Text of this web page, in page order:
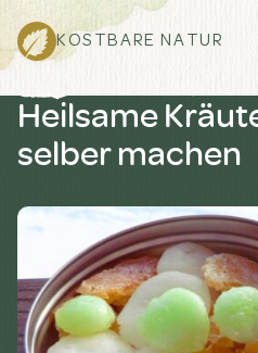
KOSTBARE NATUR
Heilsame
selber machen